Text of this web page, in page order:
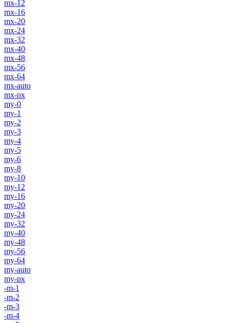
mx-12
mx-16
mx-20
mx-24
mx-32
mx-40
mx-48
mx-56
mx-64
mx-auto
mx-px
my-0
my-1
my-2
my-3
my-4
my-5
my-6
my-8
my-10
my-12
my-16
my-20
my-24
my-32
my-40
my-48
my-56
my-64
my-auto
my-px
-m-1
-m-2
-m-3
-m-4